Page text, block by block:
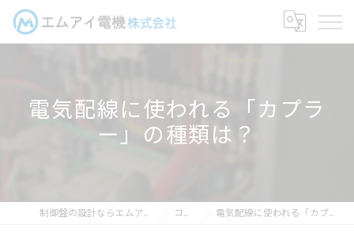
電気配線に使われる「カプラ
ー」の種類は？
制御盤の設計ならエムアイ電機株式会社 コラム 電気配線に使われる「カプラー」の種類は？